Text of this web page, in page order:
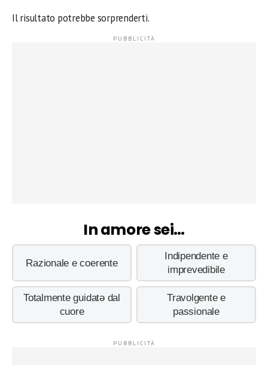
Il risultato potrebbe sorprenderti.
In amore sei…
Razionale e coerente
Indipendente e
imprevedibile
Totalmente guidatə dal
cuore
Travolgente e
passionale